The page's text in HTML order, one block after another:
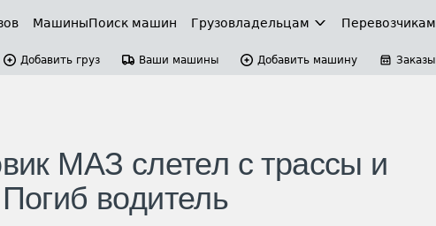
МашиныПоиск машин Грузовладельцам Перевозчикам
Добавить груз Ваши машины Добавить машину Заказы
МАЗ слетел с трассы и
водитель